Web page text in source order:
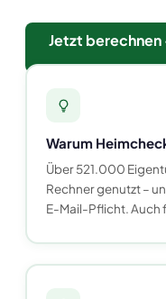
Jetzt berechnen
Warum
Über 521.000
Rechner genutzt –
E-Mail-Pflicht. Auch